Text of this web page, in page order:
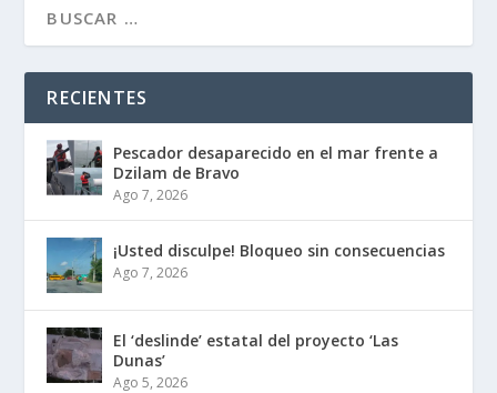
RECIENTES
Pescador desaparecido en el mar frente a
Dzilam de Bravo
Ago 7, 2026
¡Usted disculpe! Bloqueo sin consecuencias
Ago 7, 2026
El ‘deslinde’ estatal del proyecto ‘Las
Dunas’
Ago 5, 2026